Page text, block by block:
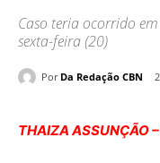
Caso teria ocorrido
sexta-feira (20)
Por Da Redação CBN
THAIZA ASSUNÇÃO